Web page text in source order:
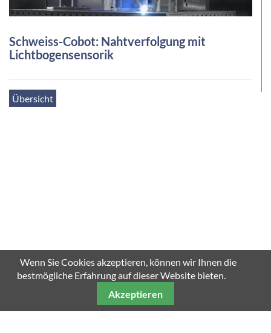
Schweiss-Cobot: Nahtverfolgung mit
Lichtbogensensorik
Übersicht
Wenn Sie Cookies akzeptieren, können wir Ihnen die
bestmögliche Erfahrung auf dieser Website bieten.
Akzeptieren